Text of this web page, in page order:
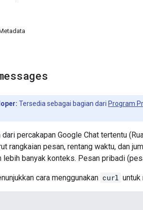
Tersedia sebagai bagian dari Program
dari percakapan Google Chat tertentu
rangkaian pesan, rentang waktu, dan
lebih banyak konteks. Pesan pribadi
cara menggunakan curl untuk